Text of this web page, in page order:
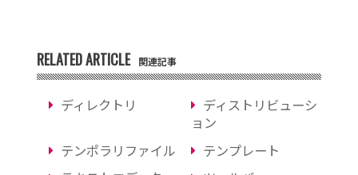
RELATED ARTICLE 関連記事
ディレクトリ
ディストリビューシ
ョン
テンポラリファイル
テンプレート